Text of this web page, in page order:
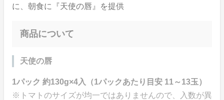
に、朝食に『天使の唇』を提供
商品について
天使の唇
1パック 約130g×4入（1パックあたり目安 11～13玉）
※トマトのサイズが均一ではありませんので、入数が異